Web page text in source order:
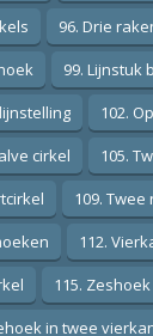
96. Drie
99. Lijnstuk
102.
cirkel
105.
109.
112.
115.
in twee